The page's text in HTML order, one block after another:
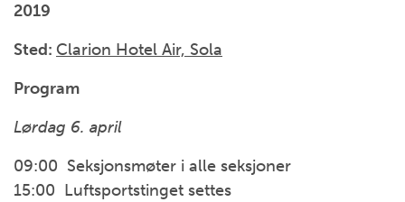
2019
Sted: Clarion Hotel Air, Sola
Program
Lørdag 6. april
09:00 Seksjonsmøter i alle seksjoner
15:00 Luftsportstinget settes